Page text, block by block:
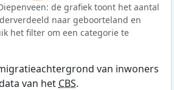
de grafiek toont het aantal
naar geboorteland en
het filter om een categorie te
van inwoners
van het CBS.